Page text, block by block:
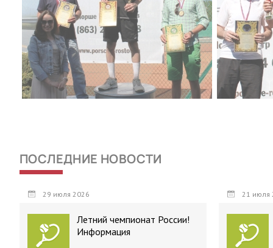
ПОСЛЕДНИЕ НОВОСТИ
29 июля 2026
Летний чемпионат России!
Информация
21 июля